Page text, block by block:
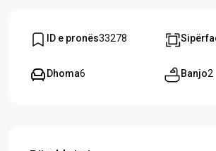
ID e pronës33278
Dhoma6 Banjo2